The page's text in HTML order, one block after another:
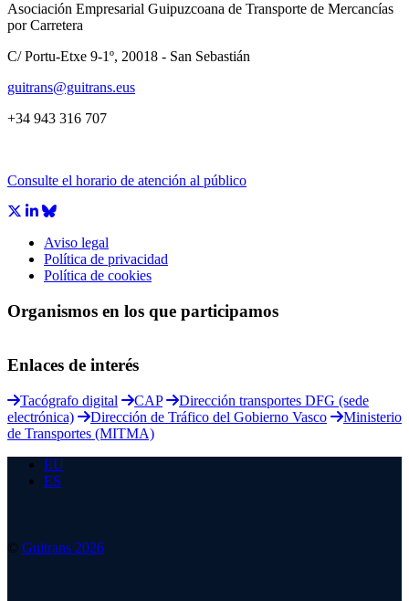
Asociación Empresarial Guipuzcoana de Transporte de Mercancías
por Carretera
C/ Portu-Etxe 9-1º, 20018 - San Sebastián
guitrans@guitrans.eus
+34 943 316 707
Consulte el horario de atención al público
Aviso legal
Política de privacidad
Política de cookies
Organismos en los que participamos
Enlaces de interés
Tacógrafo digital CAP
Dirección transportes DFG (sede
electrónica)
Dirección de Tráfico del Gobierno Vasco
Ministerio
de Transportes (MITMA)
EU
ES
© Guitrans 2026